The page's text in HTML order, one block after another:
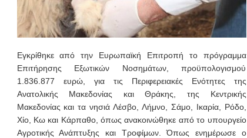
Εγκρίθηκε από την Ευρωπαϊκή Επιτροπή το πρόγραμμα
Επιτήρησης Εξωτικών Νοσημάτων, προϋπολογισμού
1.836.877 ευρώ, για τις Περιφερειακές Ενότητες της
Ανατολικής Μακεδονίας και Θράκης, της Κεντρικής
Μακεδονίας και τα νησιά Λέσβο, Λήμνο, Σάμο, Ικαρία, Ρόδο,
Χίο, Κω και Κάρπαθο, όπως ανακοινώθηκε από το υπουργείο
Αγροτικής Ανάπτυξης και Τροφίμων. Όπως ενημέρωσε ο